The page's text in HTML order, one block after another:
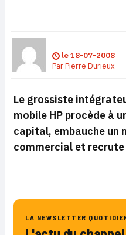
le18-07-2008
ParPierre Durieux
Le grossiste
mobile HP procède à
capital, embauche un
commercial et recrute
LA NEWSLETTER